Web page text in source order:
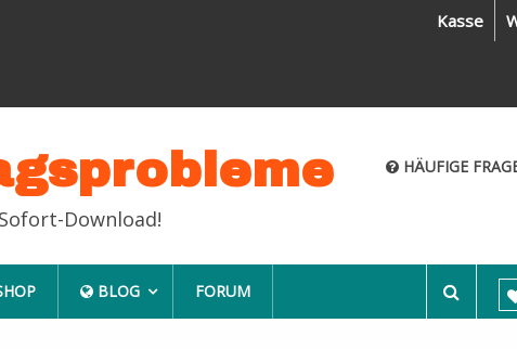
Kasse
Download!
HÄUFIGE
BLOG FORUM